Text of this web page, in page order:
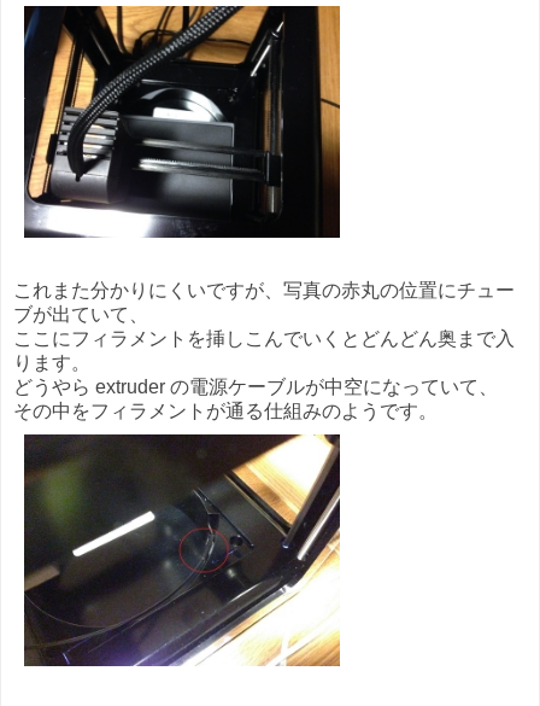
これまた分かりにくいですが、写真の赤丸の位置にチュー
ブが出ていて、
ここにフィラメントを挿しこんでいくとどんどん奥まで入
ります。
どうやら extruder の電源ケーブルが中空になっていて、
その中をフィラメントが通る仕組みのようです。